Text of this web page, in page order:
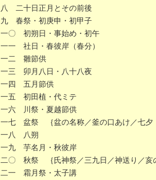
八 二十日正月とその前後
九 春祭・初庚申・初甲子
一〇 初朔日・事始め・初午
一一 社日・春彼岸（春分）
一二 雛節供
一三 卯月八日・八十八夜
一四 五月節供
一五 初田植・代ミテ
一六 川祭・夏越節供
一七 盆祭 ｛盆の名称／釜の口あけ／七夕
一八 八朔
一九 芋名月・秋彼岸
二〇 秋祭 ｛氏神祭／三九日／神送り／亥
二一 霜月祭・太子講